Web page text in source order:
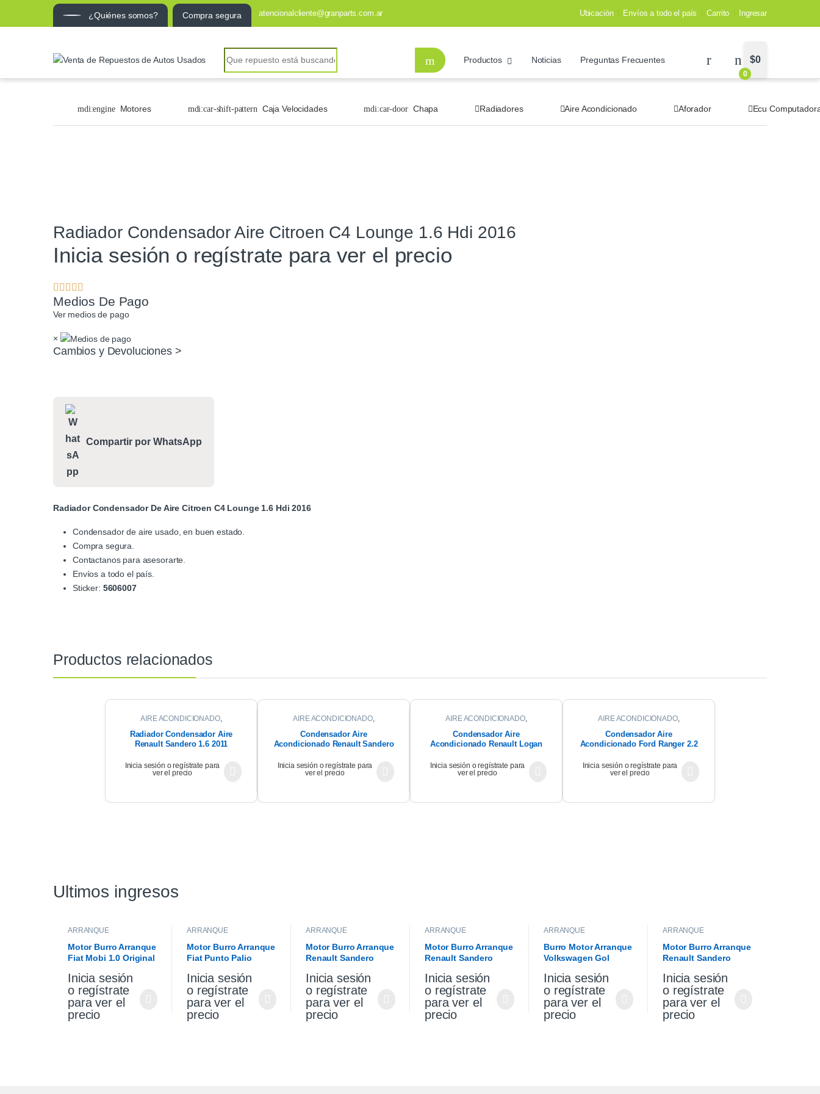
¿Quiénes somos? Compra segura atencionalcliente@granparts.com.ar Ubicación Envíos a todo el país Carrito Ingresar
Productos Noticias Preguntas Frecuentes
0
$0
Motores Caja Velocidades Chapa Radiadores Aire Acondicionado Aforador Ecu
Radiador Condensador Aire Citroen C4 Lounge 1.6 Hdi 2016
Inicia sesión o regístrate para ver el precio
Medios De Pago
Ver medios de pago
×
Cambios y Devoluciones >
Compartir por WhatsApp
Radiador Condensador De Aire Citroen C4 Lounge 1.6 Hdi 2016
Condensador de aire usado, en buen estado.
Compra segura.
Contactanos para asesorarte.
Envíos a todo el país.
Sticker: 5606007
Productos relacionados
AIRE ACONDICIONADO,
Radiador Condensador Aire
Renault Sandero 1.6 2011
Inicia sesión o regístrate para
ver el precio
AIRE ACONDICIONADO,
Condensador Aire
Acondicionado Renault Sandero
Inicia sesión o regístrate para
ver el precio
AIRE ACONDICIONADO,
Condensador Aire
Acondicionado Renault Logan
Inicia sesión o regístrate para
ver el precio
AIRE ACONDICIONADO,
Condensador Aire
Acondicionado Ford Ranger 2.2
Inicia sesión o regístrate para
ver el precio
Ultimos ingresos
ARRANQUE
Motor Burro Arranque
Fiat Mobi 1.0 Original
Inicia sesión
o regístrate
para ver el
precio
ARRANQUE
Motor Burro Arranque
Fiat Punto Palio
Inicia sesión
o regístrate
para ver el
precio
ARRANQUE
Motor Burro Arranque
Renault Sandero
Original
Inicia sesión
o regístrate
para ver el
precio
ARRANQUE
Motor Burro Arranque
Renault Sandero
Inicia sesión
o regístrate
para ver el
precio
ARRANQUE
Burro Motor Arranque
Volkswagen Gol
Inicia sesión
o regístrate
para ver el
precio
ARRANQUE
Motor Burro Arranque
Renault Sandero
Inicia sesión
o regístrate
para ver el
precio